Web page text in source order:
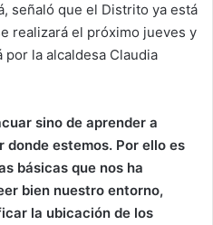
señaló que el Distrito ya está
realizará el próximo jueves y
la alcaldesa Claudia
sino de aprender a
estemos. Por ello es
básicas que nos ha
bien nuestro entorno,
la ubicación de los